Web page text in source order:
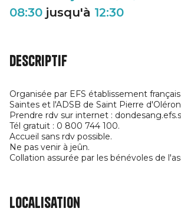
08:30 jusqu'à 12:30
Descriptif
Organisée par EFS établissement
Saintes et l'ADSB de Saint Pierre
Prendre rdv sur internet :
Tél gratuit : 0 800 744 100.
Accueil sans rdv possible.
Ne pas venir à jeûn.
Collation assurée par les bénévoles de
Localisation